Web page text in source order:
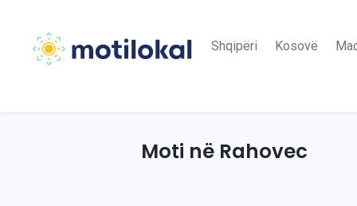
Shqipëri Kosovë
Moti në Rahovec